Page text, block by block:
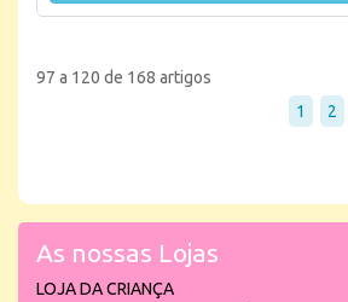
97 a 120 de 168 artigos
1
2
As nossas Lojas
LOJA DA CRIANÇA